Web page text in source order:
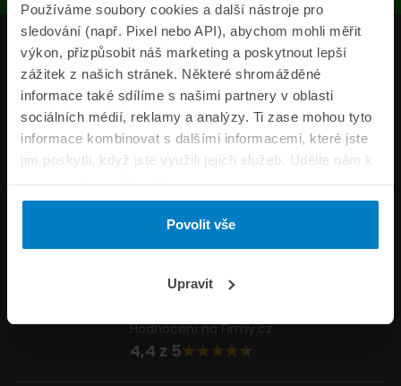
Používáme soubory cookies a další nástroje pro
sledování (např. Pixel nebo API), abychom mohli měřit
výkon, přizpůsobit náš marketing a poskytnout lepší
zážitek z našich stránek. Některé shromážděné
informace také sdílíme s našimi partnery v oblasti
sociálních médií, reklamy a analýzy. Ti zase mohou tyto
informace kombinovat s dalšími informacemi, které jste
jim poskytli, když jste využili jejich služeb. Udělte nám k
tomu prosím svůj souhlas.
Povolit vše
Upravit
Produkty
Pojišťovny
Informace
ePojisteni.cz
Formuláře
Napište nám
Hodnocení na Firmy.cz
4,4 z 5